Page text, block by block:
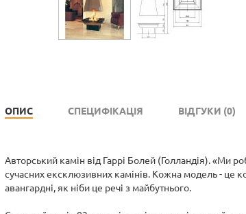
ОПИС СПЕЦИФІКАЦІЯ ВІДГУКИ (0)
Авторський камін від Гаррі Болей (Голландія). «Ми
сучасних ексклюзивних камінів. Кожна модель - це
авангардні, як ніби це речі з майбутнього.